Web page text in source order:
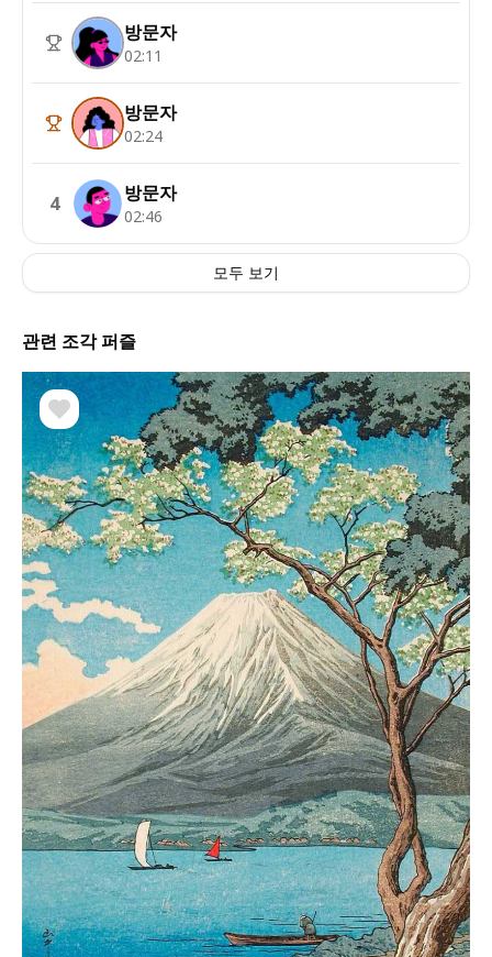
방문자
02:11
방문자
02:24
4 방문자
02:46
모두 보기
관련 조각 퍼즐